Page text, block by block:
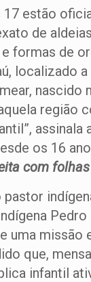
estão
de
formas de
localizado
nascido
região
assinala
os 16
com
uma
que,
infantil